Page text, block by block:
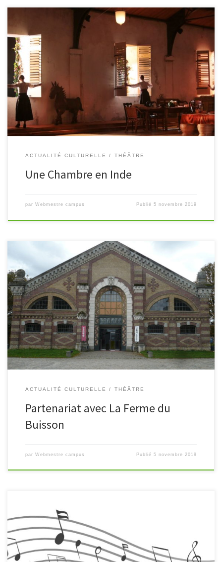
le 19 décembre au Théâtre du Soleil Une quarantaine d’élèves du
lycée aura la chance de découvrir cette création collective que
propose le théâtre dirigé par Ariane Mnouchkine.
https://www.theatre-du-soleil.fr/fr/notre-theatre/les-
spectacles/une-chambre-en-inde-2016-401
ACTUALITÉ CULTURELLE THÉÂTRE
Une Chambre en Inde
par Webmestre campus Publié5 novembre 2019
Acte I. Le Campus de Coulommiers propose cette année à des
élèves de seconde visant des filières sélectives d’élargir leur
culture en découvrant des modes d’expression artistique variés.
Pour cela, […]
ACTUALITÉ CULTURELLE THÉÂTRE
Partenariat avec La Ferme du
Buisson
par Webmestre campus Publié5 novembre 2019
Le 04 septembre 2019, la rentrée scolaire a lieu « en musique » sur
le Campus de Coulommiers. Pour cette troisième édition, les